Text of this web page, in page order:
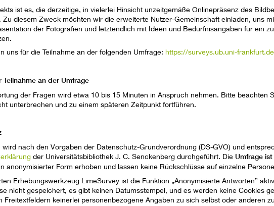
ist es, die derzeitige, in vielerlei Hinsicht unzeitgemäße Onlinepräsenz des
Zu diesem Zweck möchten wir die erweiterte Nutzer-Gemeinschaft einladen, uns
der Fotografien und letztendlich mit Ideen und Bedürfnisangaben für ein
uns für die Teilnahme an der folgenden Umfrage:https://surveys.ub.uni-
Teilnahme an der Umfrage
der Fragen wird etwa 10 bis 15 Minuten in Anspruch nehmen. Bitte beachten
unterbrechen und zu einem späteren Zeitpunkt fortführen.
wird nach den Vorgaben der Datenschutz-Grundverordnung (DS-GVO) und
der Universitätsbibliothek J. C. Senckenberg durchgeführt. Die Umfrage
anonymisierter Form erhoben und lassen keine Rückschlüsse auf einzelne
Erhebungswerkzeug LimeSurvey ist die Funktion „Anonymisierte Antworten”
nicht gespeichert, es gibt keinen Datumsstempel, und es werden keine Cookies
Freitextfeldern keinerlei personenbezogene Angaben zu sich selbst oder anderen